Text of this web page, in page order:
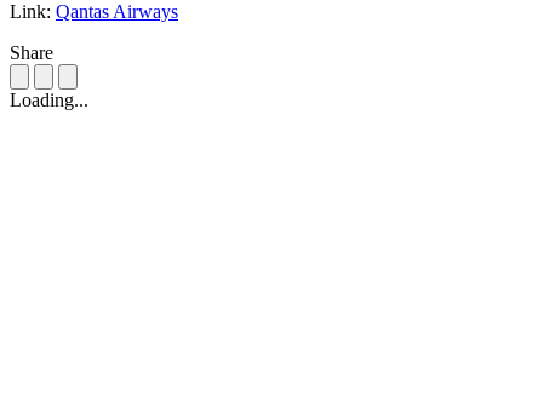
Link: Qantas Airways
Share
Loading...